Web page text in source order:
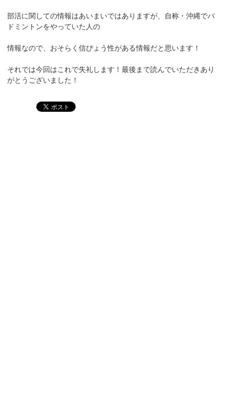
部活に関しての情報はあいまいではありますが、自称・沖縄でバ
ドミントンをやっていた人の
情報なので、おそらく信ぴょう性がある情報だと思います！
それでは今回はこれで失礼します！最後まで読んでいただきあり
がとうございました！